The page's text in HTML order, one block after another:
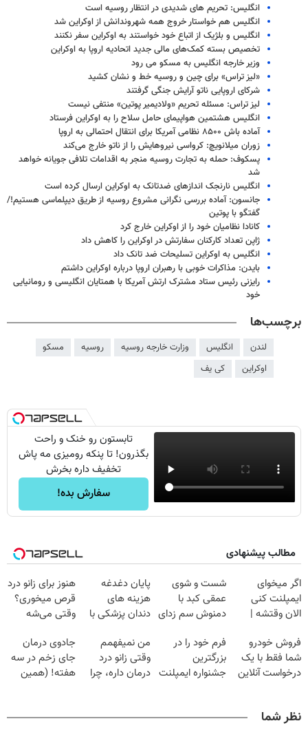
انگلیس: تحریم های شدیدی در انتظار روسیه است
انگلیس هم خواستار خروج همه شهروندانش از اوکراین شد
انگلیس و بلژیک از اتباع خود خواستند به اوکراین سفر نکنند
تخصیص بسته کمک‌های مالی جدید اتحادیه اروپا به اوکراین
وزیر خارجه انگلیس به مسکو می رود
«لیز تراس» برای چین و روسیه خط و نشان کشید
شرکای اروپایی ناتو آرایش جنگی گرفتند
لیز تراس: مسئله تحریم «ولادیمیر پوتین» منتفی نیست
انگلیس هشتمین هواپیمای حامل سلاح را به اوکراین فرستاد
آماده باش ۸۵۰۰ نظامی آمریکا برای انتقال احتمالی به اروپا
زوران میلانویچ: کرواسی نیروهایش را از ناتو خارج می‌کند
پسکوف: حمله به تجارت روسیه منجر به اقدامات تلافی جویانه خواهد
شد
انگلیس نارنجک اندازهای ضدتانک به اوکراین ارسال کرده است
جانسون: آماده بررسی نگرانی مشروع روسیه از طریق دیپلماسی هستیم!/
گفتگو با پوتین
کانادا نظامیان خود را از اوکراین خارج کرد
ژاپن تعداد کارکنان سفارتش در اوکراین را کاهش داد
انگلیس به اوکراین تسلیحات ضد تانک داد
بایدن: مذاکرات خوبی با رهبران اروپا درباره اوکراین داشتم
رایزنی رئیس ستاد مشترک ارتش آمریکا با همتایان انگلیسی و رومانیایی
خود
برچسب‌ها
لندن انگلیس وزارت خارجه روسیه روسیه
مسکو
اوکراین
کی یف
تابستون رو خنک و راحت
بگذرون! تا پنکه رومیزی مه پاش
تخفیف داره بخرش
سفارش بده!
مطالب پیشنهادی
اگر میخوای
ایمپلنت کنی
الان وقتشه |
میلیون تومان!!!
شست و شوی
عمقی کبد با
دمنوش سم زدای
پایان دغدغه
هزینه های
دندان پزشکی با
خانگی
هنوز برای زانو درد
قرص میخوری؟
وقتی می‌شه
درمانش کرد؟؟؟؟
فروش خودرو
شما فقط با یک
درخواست آنلاین
فرم خود را در
بزرگترین
جشنواره ایمپلنت
من نمیفهمم
وقتی زانو درد
درمان داره، چرا
جادوی درمان
جای زخم در سه
هفته! (همین
نظر شما